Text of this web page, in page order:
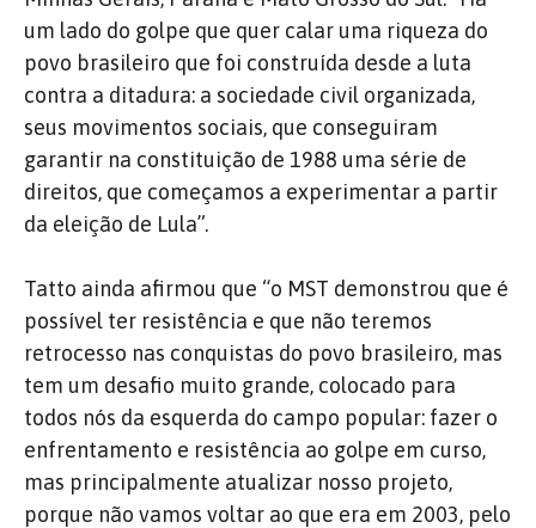
um lado do golpe que quer calar uma riqueza do
povo brasileiro que foi construída desde a luta
contra a ditadura: a sociedade civil organizada,
seus movimentos sociais, que conseguiram
garantir na constituição de 1988 uma série de
direitos, que começamos a experimentar a partir
da eleição de Lula”.
Tatto ainda afirmou que “o MST demonstrou que é
possível ter resistência e que não teremos
retrocesso nas conquistas do povo brasileiro, mas
tem um desafio muito grande, colocado para
todos nós da esquerda do campo popular: fazer o
enfrentamento e resistência ao golpe em curso,
mas principalmente atualizar nosso projeto,
porque não vamos voltar ao que era em 2003, pelo